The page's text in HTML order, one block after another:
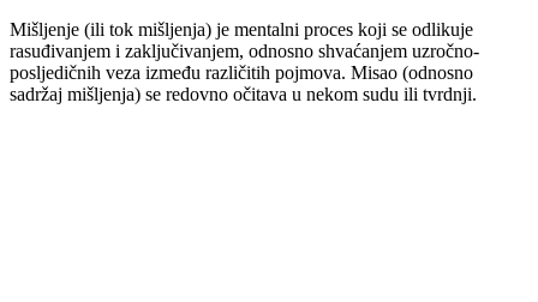
Mišljenje (ili tok mišljenja) je mentalni proces koji se odlikuje
rasuđivanjem i zaključivanjem, odnosno shvaćanjem uzročno-
posljedičnih veza između različitih pojmova. Misao (odnosno
sadržaj mišljenja) se redovno očitava u nekom sudu ili tvrdnji.